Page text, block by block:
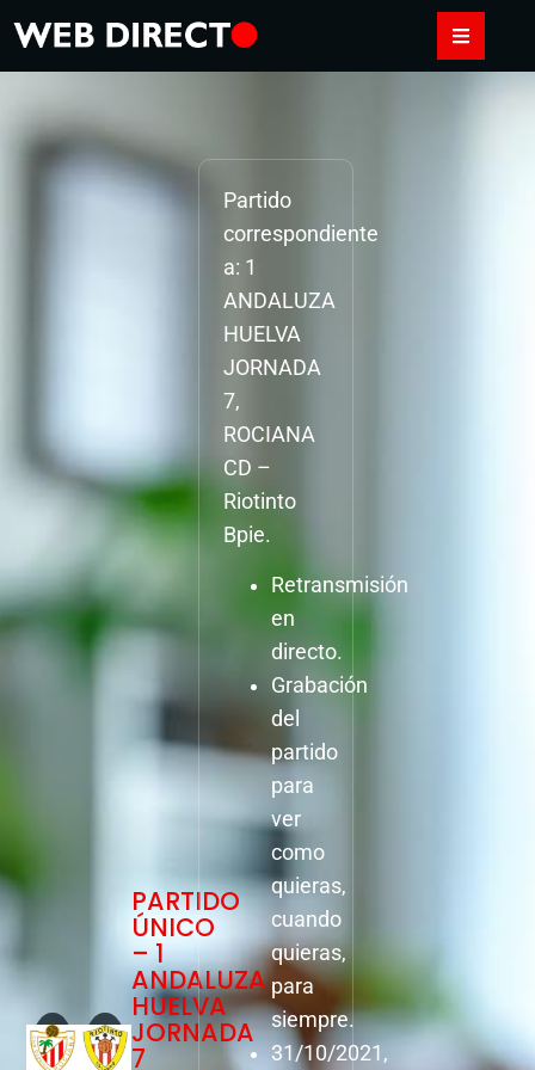
PARTIDO
ÚNICO
– 1
ANDALUZA
HUELVA
JORNADA
7
Partido
correspondiente
a: 1
ANDALUZA
HUELVA
JORNADA
7,
ROCIANA
CD –
Riotinto
Bpie.
Retransmisión
en
directo.
Grabación
del
partido
para
ver
como
quieras,
cuando
quieras,
para
siempre.
31/10/2021,